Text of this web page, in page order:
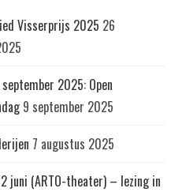
Visserprijs 2025 26
2025: Open
9 september 2025
7 augustus 2025
juni (ARTO-theater) – lezing in